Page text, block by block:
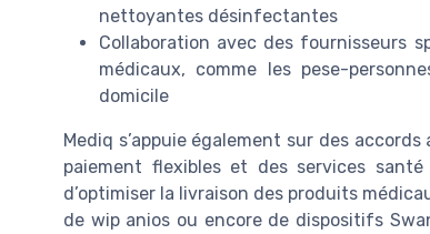
nettoyantes désinfectantes
Collaboration avec des fournisseurs
médicaux, comme les pese-
domicile
Mediq s’appuie également sur des
paiement flexibles et des services
d’optimiser la livraison des produits
de wip anios ou encore de dispositifs